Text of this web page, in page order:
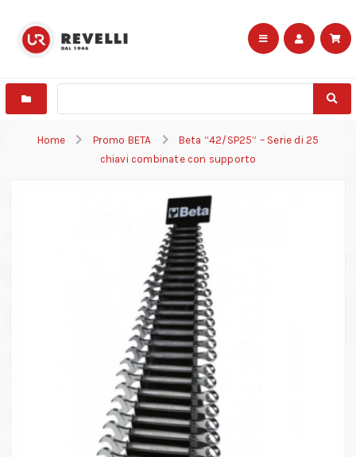
Home Promo BETA
Beta “42/SP25” – Serie di 25
chiavi combinate con supporto